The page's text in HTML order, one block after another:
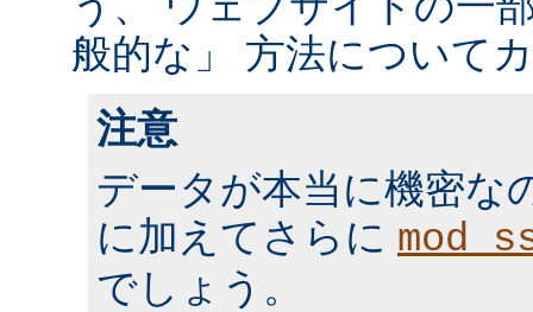
般的な」 方法について
注意
データが本当に機密な
に加えてさらに
でしょう。